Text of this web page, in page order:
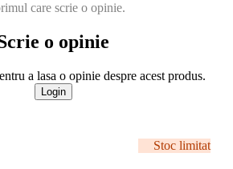
care scrie o opinie.
o opinie
a lasa o opinie despre acest produs.
Login
Stoc limitat